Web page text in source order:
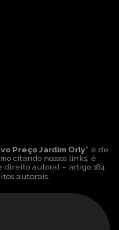
Preço Jardim Orly" é de
citando nossos links, é
direito autoral – artigo 184
autorais.